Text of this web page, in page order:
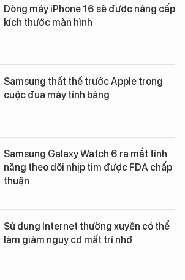
Dòng máy iPhone 16 sẽ được nâng cấp
kích thước màn hình
Samsung thất thế trước Apple trong
cuộc đua máy tính bảng
Samsung Galaxy Watch 6 ra mắt tính
năng theo dõi nhịp tim được FDA chấp
thuận
Sử dụng Internet thường xuyên có thể
làm giảm nguy cơ mất trí nhớ